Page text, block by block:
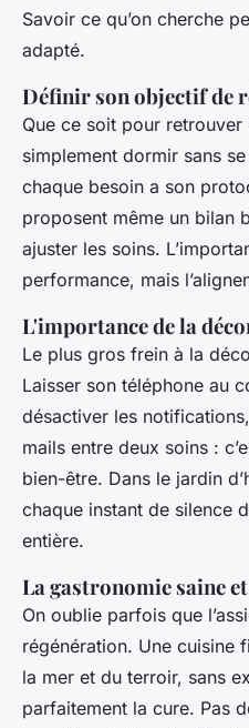
Savoir ce qu’on cherche
adapté.
Définir son objectif de
Que ce soit pour
simplement dormir sans
chaque besoin a son
proposent même un bilan
ajuster les soins.
performance, mais
L'importance de la
Le plus gros frein à la
Laisser son téléphone au
désactiver les
mails entre deux soins :
bien-être. Dans le jardin
chaque instant de silence
entière.
La gastronomie saine
On oublie parfois que
régénération. Une cuisine
la mer et du terroir, sans
parfaitement la cure. Pas